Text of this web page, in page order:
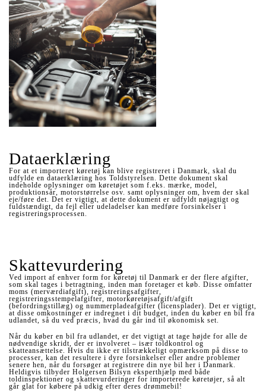
Dataerklæring
For at et importeret køretøj kan blive registreret i Danmark, skal du
udfylde en dataerklæring hos Toldstyrelsen. Dette dokument skal
indeholde oplysninger om køretøjet som f.eks. mærke, model,
produktionsår, motorstørrelse osv. samt oplysninger om, hvem der skal
eje/føre det. Det er vigtigt, at dette dokument er udfyldt nøjagtigt og
fuldstændigt, da fejl eller udeladelser kan medføre forsinkelser i
registreringsprocessen.
Skattevurdering
Ved import af enhver form for køretøj til Danmark er der flere afgifter,
som skal tages i betragtning, inden man foretager et køb. Disse omfatter
moms (merværdiafgift), registreringsafgifter,
registreringsstempelafgifter, motorkøretøjsafgift/afgift
(befordringstillæg) og nummerpladeafgifter (licensplader). Det er vigtigt,
at disse omkostninger er indregnet i dit budget, inden du køber en bil fra
udlandet, så du ved præcis, hvad du går ind til økonomisk set.
Når du køber en bil fra udlandet, er det vigtigt at tage højde for alle de
nødvendige skridt, der er involveret – især toldkontrol og
skatteansættelse. Hvis du ikke er tilstrækkeligt opmærksom på disse to
processer, kan det resultere i dyre forsinkelser eller andre problemer
senere hen, når du forsøger at registrere din nye bil her i Danmark.
Heldigvis tilbyder Holgersen Bilsyn eksperthjælp med både
toldinspektioner og skattevurderinger for importerede køretøjer, så alt
går glat for købere på udkig efter deres drømmebil!